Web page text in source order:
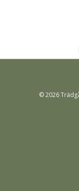
© 2026